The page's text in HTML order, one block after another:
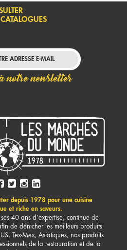
notre newsletter
depuis 1978 pour une cuisine
et riche en saveurs.
40 ans d’expertise, continue de
de dénicher les meilleurs produits
Tex-Mex, Asiatiques, nos produits
de la restauration et de la